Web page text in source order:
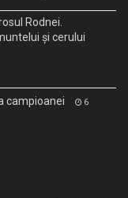
Rodnei.
și cerului
campioanei 6